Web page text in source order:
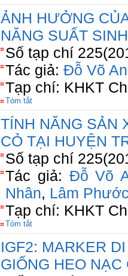
ẢNH HƯỞNG
NĂNG SUẤT
Số tạp chí
Tác giả: Đỗ Võ
Tạp chí: KHKT
Tóm tắt
TÍNH NĂNG SẢN
CỎ TẠI HUYỆN
Số tạp chí
Tác giả: Đỗ Võ
Nhân, Lâm
Tạp chí: KHKT
Tóm tắt
IGF2: MARKER
GIỐNG HEO NẠC